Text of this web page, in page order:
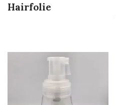
Hairfolie